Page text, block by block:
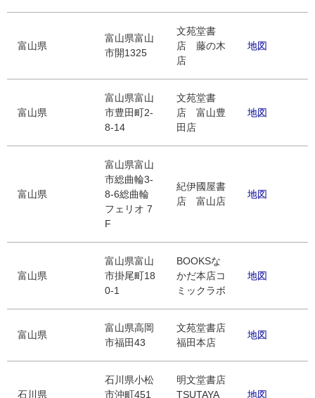
富山県
富山県富山
市開1325
文苑堂書
店 藤の木
店
地図
富山県
富山県富山
市豊田町2-
8-14
文苑堂書
店 富山豊
田店
地図
富山県
富山県富山
市総曲輪3-
8-6総曲輪
フェリオ 7
F
紀伊國屋書
店 富山店
地図
富山県
富山県富山
市掛尾町18
0-1
BOOKSな
かだ本店コ
ミックラボ
地図
富山県
富山県高岡
市福田43
文苑堂書店
福田本店
地図
石川県
石川県小松
市沖町451
明文堂書店
TSUTAYA
地図